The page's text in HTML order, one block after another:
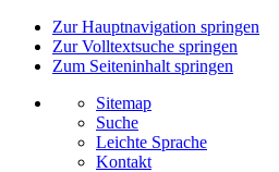
Zur Hauptnavigation springen
Zur Volltextsuche springen
Zum Seiteninhalt springen
Sitemap
Suche
Leichte Sprache
Kontakt